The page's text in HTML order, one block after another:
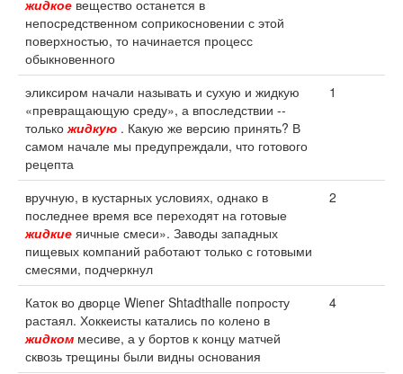
жидкое вещество останется в
непосредственном соприкосновении с этой
поверхностью, то начинается процесс
обыкновенного
эликсиром начали называть и сухую и жидкую
«превращающую среду», а впоследствии --
толькожидкую . Какую же версию принять? В
самом начале мы предупреждали, что готового
рецепта
1
вручную, в кустарных условиях, однако в
последнее время все переходят на готовые
жидкие яичные смеси». Заводы западных
пищевых компаний работают только с готовыми
смесями, подчеркнул
2
Каток во дворце Wiener Shtadthalle попросту
растаял. Хоккеисты катались по колено в
жидком месиве, а у бортов к концу матчей
сквозь трещины были видны основания
4